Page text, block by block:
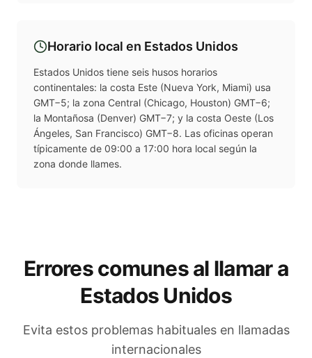
Horario local en Estados Unidos
Estados Unidos tiene seis husos horarios
continentales: la costa Este (Nueva York, Miami) usa
GMT−5; la zona Central (Chicago, Houston) GMT−6;
la Montañosa (Denver) GMT−7; y la costa Oeste (Los
Ángeles, San Francisco) GMT−8. Las oficinas operan
típicamente de 09:00 a 17:00 hora local según la
zona donde llames.
Errores comunes al llamar a
Estados Unidos
Evita estos problemas habituales en llamadas
internacionales